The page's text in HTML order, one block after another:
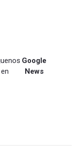
en
Google
News